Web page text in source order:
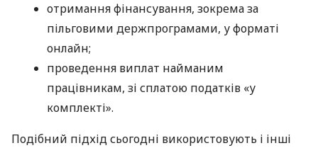
отримання фінансування, зокрема за
пільговими держпрограмами, у форматі
онлайн;
проведення виплат найманим
працівникам, зі сплатою податків «у
комплекті».
Подібний підхід сьогодні використовують і інші